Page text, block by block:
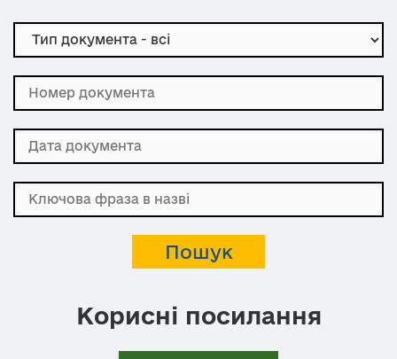
Корисні посилання